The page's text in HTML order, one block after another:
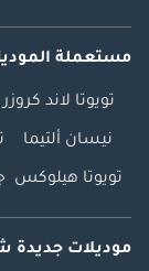
مستعملة
تويوتا لاند كروزر
نيسان ألتيما
تويوتا هيلوكس
موديلات جديدة